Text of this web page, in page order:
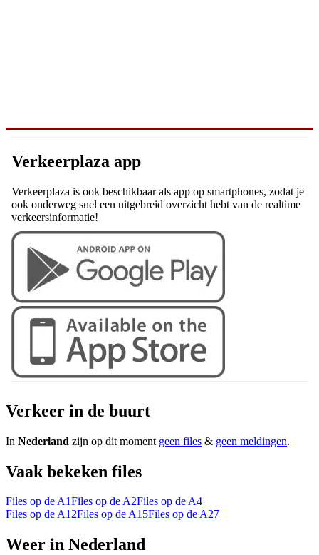
Verkeerplaza app
Verkeerplaza is ook beschikbaar als app op smartphones, zodat je
ook onderweg snel een uitgebreid overzicht hebt van de realtime
verkeersinformatie!
Verkeer in de buurt
In Nederland zijn op dit moment geen files & geen meldingen.
Vaak bekeken files
Files op de A1Files op de A2Files op de A4
Files op de A12Files op de A15Files op de A27
Weer in Nederland